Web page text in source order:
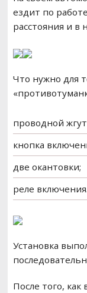
ездит по
расстояния и в
Что нужно для
проводной
кнопка
две окантовки;
реле включения.
Установка
После того, как